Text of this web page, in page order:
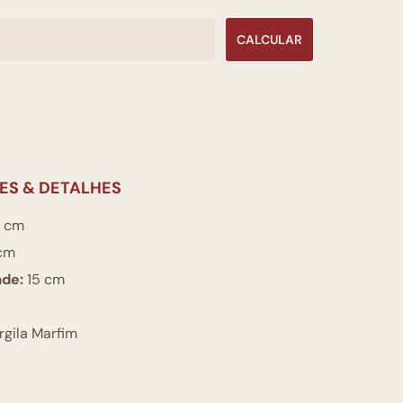
CALCULAR
& DETALHES
cm
15 cm
Marfim